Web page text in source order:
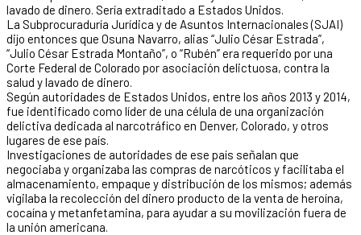
lavado de dinero. Sería extraditado a Estados Unidos.
La Subprocuraduría Jurídica y de Asuntos Internacionales (SJAI)
dijo entonces que Osuna Navarro, alias “Julio César Estrada”,
“Julio César Estrada Montaño”, o “Rubén” era requerido por una
Corte Federal de Colorado por asociación delictuosa, contra la
salud y lavado de dinero.
Según autoridades de Estados Unidos, entre los años 2013 y 2014,
fue identificado como líder de una célula de una organización
delictiva dedicada al narcotráfico en Denver, Colorado, y otros
lugares de ese país.
Investigaciones de autoridades de ese país señalan que
negociaba y organizaba las compras de narcóticos y facilitaba el
almacenamiento, empaque y distribución de los mismos; además
vigilaba la recolección del dinero producto de la venta de heroína,
cocaína y metanfetamina, para ayudar a su movilización fuera de
la unión americana.